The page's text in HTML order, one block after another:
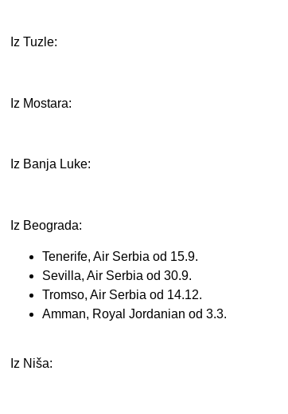
Iz Tuzle:
Iz Mostara:
Iz Banja Luke:
Iz Beograda:
Tenerife, Air Serbia od 15.9.
Sevilla, Air Serbia od 30.9.
Tromso, Air Serbia od 14.12.
Amman, Royal Jordanian od 3.3.
Iz Niša: